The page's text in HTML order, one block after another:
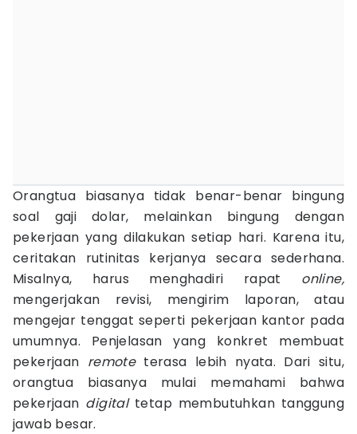
Orangtua biasanya tidak benar-benar bingung
soal gaji dolar, melainkan bingung dengan
pekerjaan yang dilakukan setiap hari. Karena itu,
ceritakan rutinitas kerjanya secara sederhana.
Misalnya, harus menghadiri rapat online,
mengerjakan revisi, mengirim laporan, atau
mengejar tenggat seperti pekerjaan kantor pada
umumnya. Penjelasan yang konkret membuat
pekerjaan remoteterasa lebih nyata. Dari situ,
orangtua biasanya mulai memahami bahwa
pekerjaan digital tetap membutuhkan tanggung
jawab besar.